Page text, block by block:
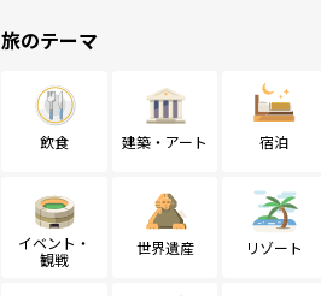
旅のテーマ
飲食 建築・アート 宿泊
イベント・
観戦
世界遺産 リゾート